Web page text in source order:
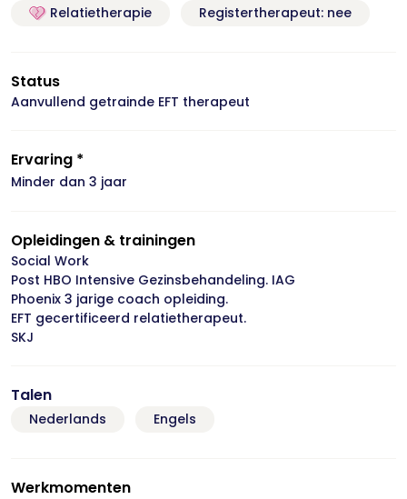
Relatietherapie Registertherapeut: nee
Status
Aanvullend getrainde EFT therapeut
Ervaring *
Minder dan 3 jaar
Opleidingen & trainingen
Social Work
Post HBO Intensive Gezinsbehandeling. IAG
Phoenix 3 jarige coach opleiding.
EFT gecertificeerd relatietherapeut.
SKJ
Talen
Nederlands Engels
Werkmomenten